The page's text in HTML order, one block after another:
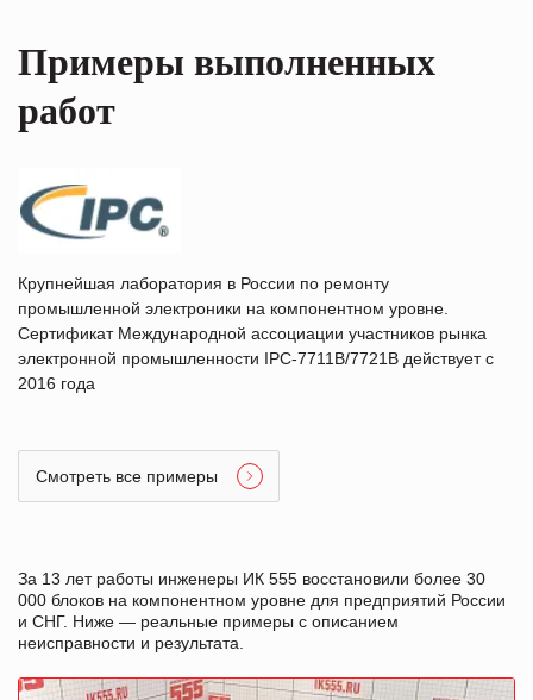
Примеры выполненных
работ
Крупнейшая лаборатория в России по ремонту
промышленной электроники на компонентном уровне.
Сертификат Международной ассоциации участников рынка
электронной промышленности IPC-7711B/7721B действует с
2016 года
Смотреть все примеры
За 13 лет работы инженеры ИК 555 восстановили более 30
000 блоков на компонентном уровне для предприятий России
и СНГ. Ниже — реальные примеры с описанием
неисправности и результата.